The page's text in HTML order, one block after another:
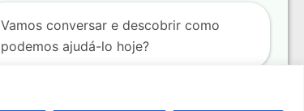
Vamos conversar e descobrir como
podemos ajudá-lo hoje?